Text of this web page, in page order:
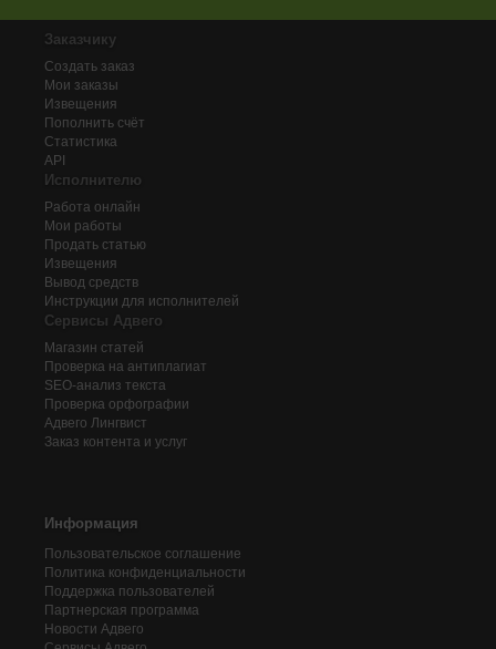
Заказчику
Создать заказ
Мои заказы
Извещения
Пополнить счёт
Статистика
API
Исполнителю
Работа онлайн
Мои работы
Продать статью
Извещения
Вывод средств
Инструкции для исполнителей
Сервисы Адвего
Магазин статей
Проверка на антиплагиат
SEO-анализ текста
Проверка орфографии
Адвего Лингвист
Заказ контента и услуг
Информация
Пользовательское соглашение
Политика конфиденциальности
Поддержка пользователей
Партнерская программа
Новости Адвего